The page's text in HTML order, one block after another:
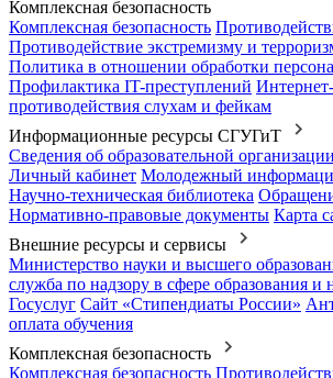
Комплексная безопасность
Комплексная безопасность
Противодействие экстремизму и
Политика в отношении обработки
Профилактика IT-преступлений
противодействия слухам и фейкам
Информационные ресурсы СГУГиТ
Сведения об образовательной организации
Личный кабинет Молодежный
Научно-техническая библиотека
Нормативно-правовые документы Карта
Внешние ресурсы и сервисы
Министерство науки и высшего
служба по надзору в сфере образования и
Госуслуг Сайт «Стипендиаты России»
оплата обучения
Комплексная безопасность
Комплексная безопасность